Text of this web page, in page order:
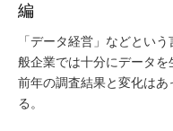
編
「データ経営」などとい
般企業では十分にデータを
前年の調査結果と変化は
る。